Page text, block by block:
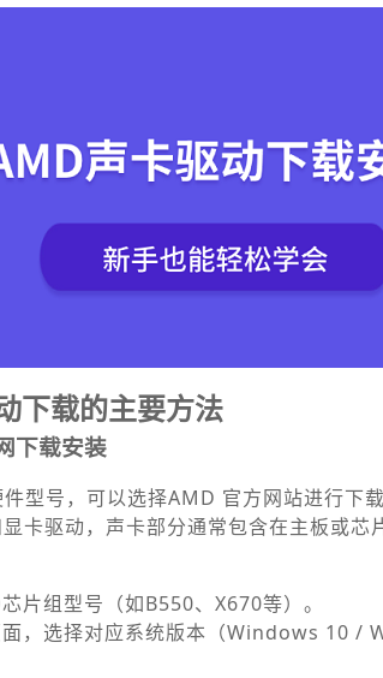
下载的主要方法
下载安装
型号，可以选择AMD 官方网站进行下
卡驱动，声卡部分通常包含在主板或芯
片组型号（如B550、X670等）。
，选择对应系统版本（Windows 10 /